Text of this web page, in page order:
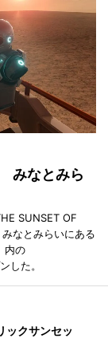
みなとみら
SUNSET OF
なとみらいにある
内の
した。
ックサンセッ